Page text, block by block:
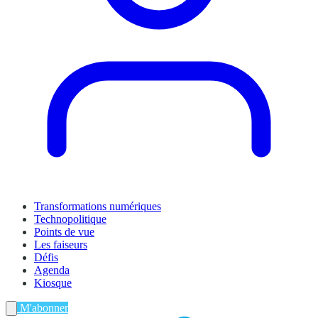
Transformations numériques
Technopolitique
Points de vue
Les faiseurs
Défis
Agenda
Kiosque
M'abonner